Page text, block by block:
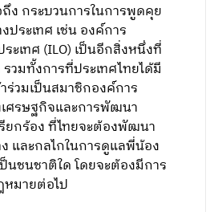
ง กระบวนการในการพูดคุย
ประเทศ เช่น องค์การ
ะเทศ (ILO) เป็นอีกสิ่งหนึ่งที่
วมทั้งการที่ประเทศไทยได้มี
าร่วมเป็นสมาชิกองค์การ
ศรษฐกิจและการพัฒนา
รียกร้อง ที่ไทยจะต้องพัฒนา
ง และกลไกในการดูแลพี่น้อง
ป็นชนชาติใด โดยจะต้องมีการ
มายต่อไป